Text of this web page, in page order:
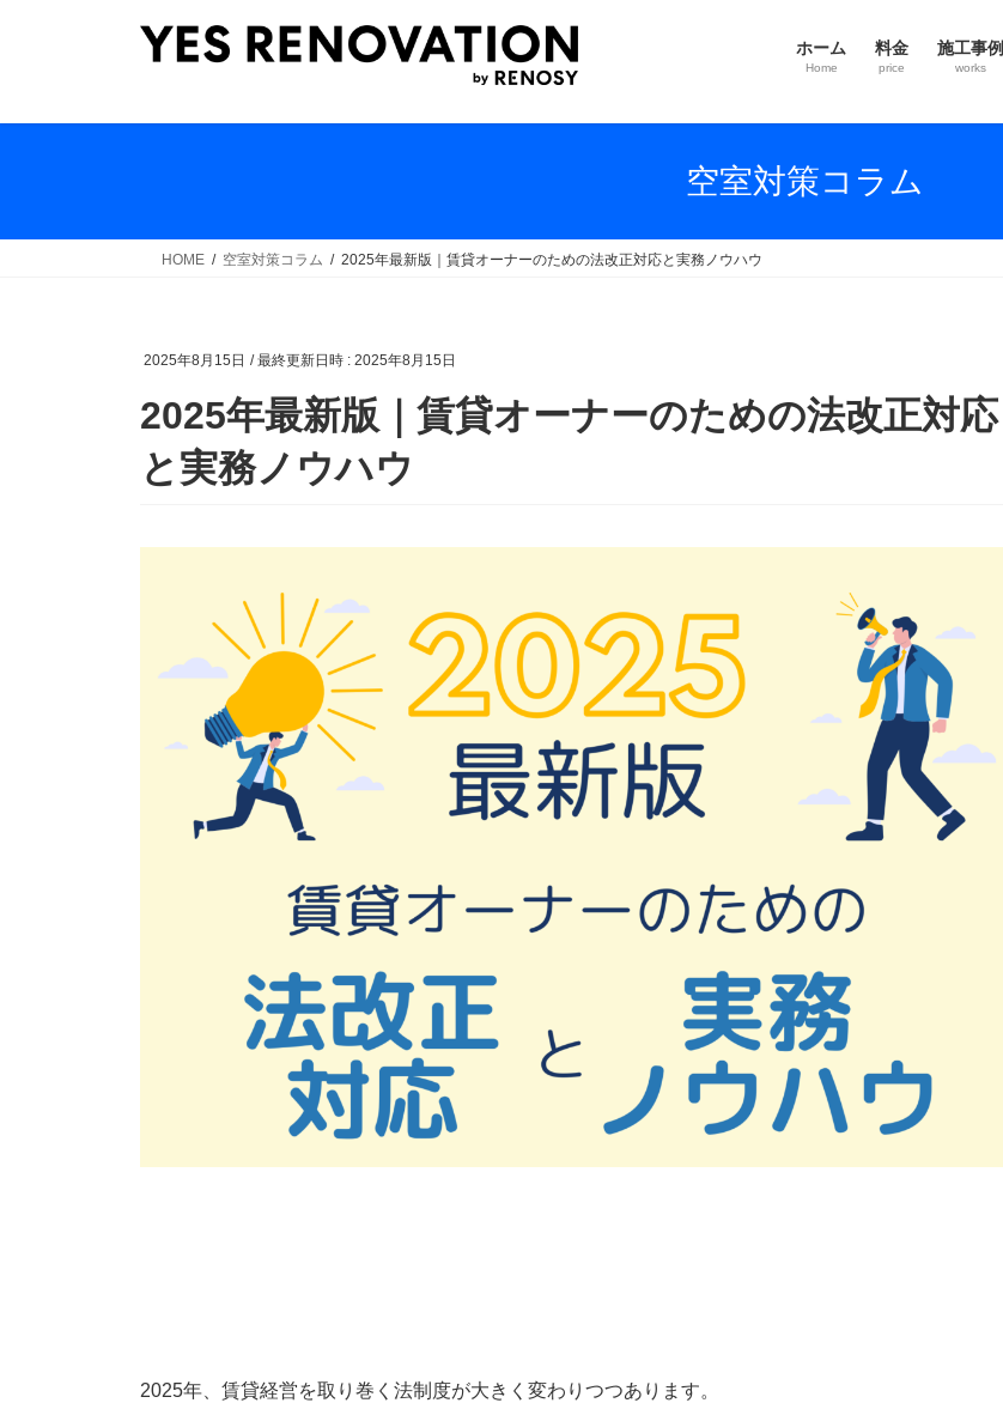
ツ
ッ
シ
移
ホーム
Home
料金
price
施工事例
works
空室対策コラム
HOME 空室対策コラム 2025年最新版｜賃貸オーナーのための法改正対応と実務ノウハウ
2025年8月15日 / 最終更新日時 : 2025年8月15日
2025年最新版｜賃貸オーナーのための法改正対応
と実務ノウハウ
2025年、賃貸経営を取り巻く法制度が大きく変わりつつあります。